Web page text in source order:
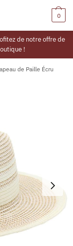
0
de notre offre de
!
de Paille Écru